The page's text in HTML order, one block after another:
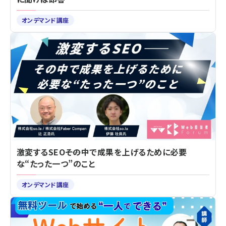
オンデマンド講座
激変するSEO――その中で成果を上げるために必要
な“たった一つ”のこと
オンデマンド講座